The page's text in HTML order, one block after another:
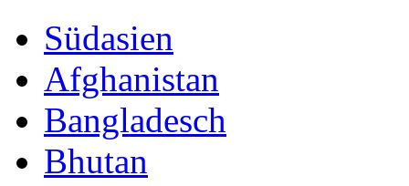
Südasien
Afghanistan
Bangladesch
Bhutan